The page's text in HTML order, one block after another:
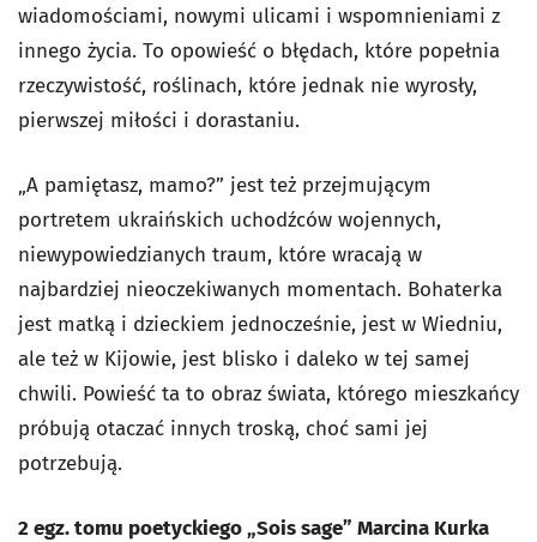
wiadomościami, nowymi ulicami i wspomnieniami z
innego życia. To opowieść o błędach, które popełnia
rzeczywistość, roślinach, które jednak nie wyrosły,
pierwszej miłości i dorastaniu.
„A pamiętasz, mamo?” jest też przejmującym
portretem ukraińskich uchodźców wojennych,
niewypowiedzianych traum, które wracają w
najbardziej nieoczekiwanych momentach. Bohaterka
jest matką i dzieckiem jednocześnie, jest w Wiedniu,
ale też w Kijowie, jest blisko i daleko w tej samej
chwili. Powieść ta to obraz świata, którego mieszkańcy
próbują otaczać innych troską, choć sami jej
potrzebują.
2 egz. tomu poetyckiego „Sois sage” Marcina Kurka